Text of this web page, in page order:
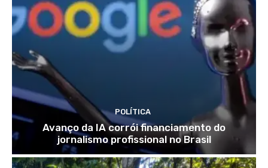
POLÍTICA
Avanço da IA corrói financiamento do
jornalismo profissional no Brasil